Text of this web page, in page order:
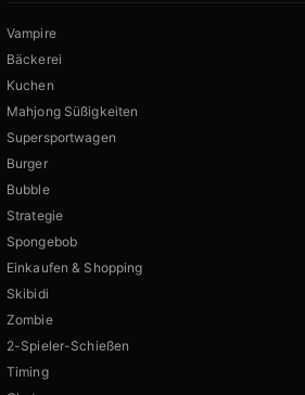
Vampire
Bäckerei
Kuchen
Mahjong Süßigkeiten
Supersportwagen
Burger
Bubble
Strategie
Spongebob
Einkaufen & Shopping
Skibidi
Zombie
2-Spieler-Schießen
Timing